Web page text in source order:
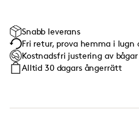
Snabb leverans
Fri retur, prova hemma i lugn
Kostnadsfri justering av
Alltid 30 dagars ångerrätt